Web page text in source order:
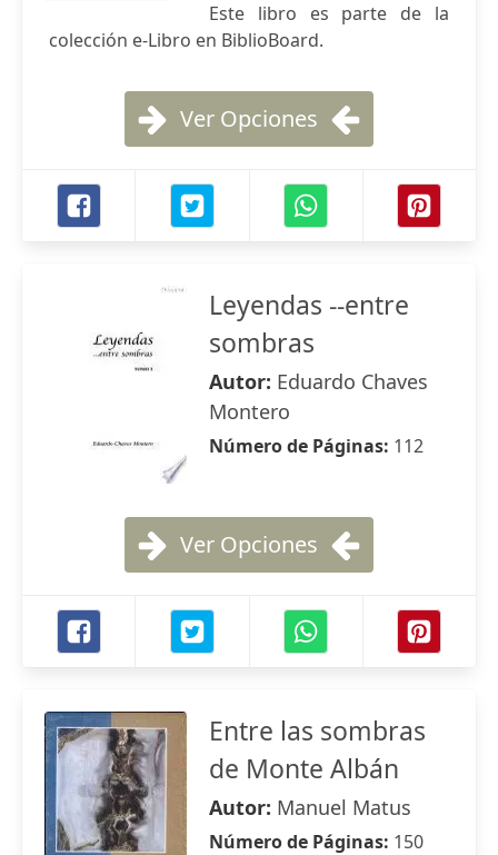
Este libro es parte de la
colección e-Libro en BiblioBoard.
Ver Opciones
Leyendas --entre
sombras
Autor: Eduardo Chaves
Montero
Número de Páginas: 112
Ver Opciones
Entre las sombras
de Monte Albán
Autor: Manuel Matus
Número de Páginas: 150